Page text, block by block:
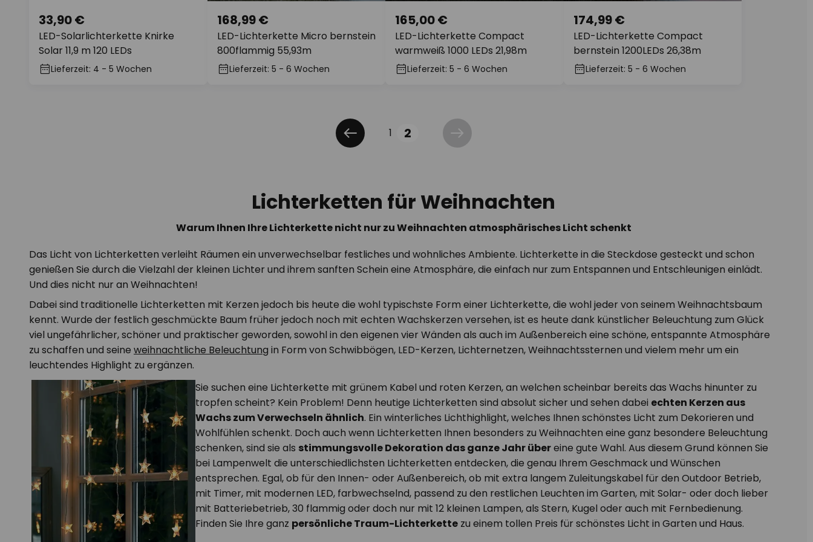
LED-Solarlichterkette Knirke
Solar 11,9 m 120 LEDs
33,90 €
Lieferzeit: 4 - 5 Wochen
LED-Lichterkette Micro bernstein
800flammig 55,93m
168,99 €
Lieferzeit: 5 - 6 Wochen
LED-Lichterkette Compact
warmweiß 1000 LEDs 21,98m
165,00 €
Lieferzeit: 5 - 6 Wochen
LED-Lichterkette Compact
bernstein 1200LEDs 26,38m
174,99 €
Lieferzeit: 5 - 6 Wochen
Zurück
1 2 Weiter
Lichterketten für Weihnachten
Warum Ihnen Ihre Lichterkette nicht nur zu Weihnachten atmosphärisches Licht schenkt
Das Licht von Lichterketten verleiht Räumen ein unverwechselbar festliches und wohnliches Ambiente. Lichterkette in die Steckdose gesteckt und schon
genießen Sie durch die Vielzahl der kleinen Lichter und ihrem sanften Schein eine Atmosphäre, die einfach nur zum Entspannen und Entschleunigen einlädt.
Und dies nicht nur an Weihnachten!
Dabei sind traditionelle Lichterketten mit Kerzen jedoch bis heute die wohl typischste Form einer Lichterkette, die wohl jeder von seinem Weihnachtsbaum
kennt. Wurde der festlich geschmückte Baum früher jedoch noch mit echten Wachskerzen versehen, ist es heute dank künstlicher Beleuchtung zum Glück
viel ungefährlicher, schöner und praktischer geworden, sowohl in den eigenen vier Wänden als auch im Außenbereich eine schöne, entspannte Atmosphäre
zu schaffen und seine weihnachtliche Beleuchtung in Form von Schwibbögen, LED-Kerzen, Lichternetzen, Weihnachtssternen und vielem mehr um ein
leuchtendes Highlight zu ergänzen.
Sie suchen eine Lichterkette mit grünem Kabel und roten Kerzen, an welchen scheinbar bereits das Wachs hinunter zu
tropfen scheint? Kein Problem! Denn heutige Lichterketten sind absolut sicher und sehen dabei echten Kerzen aus
Wachs zum Verwechseln ähnlich. Ein winterliches Lichthighlight, welches Ihnen schönstes Licht zum Dekorieren und
Wohlfühlen schenkt. Doch auch wenn Lichterketten Ihnen besonders zu Weihnachten eine ganz besondere Beleuchtung
schenken, sind sie als stimmungsvolle Dekoration das ganze Jahr übereine gute Wahl. Aus diesem Grund können Sie
bei Lampenwelt die unterschiedlichsten Lichterketten entdecken, die genau Ihrem Geschmack und Wünschen
entsprechen. Egal, ob für den Innen- oder Außenbereich, ob mit extra langem Zuleitungskabel für den Outdoor Betrieb,
mit Timer, mit modernen LED, farbwechselnd, passend zu den restlichen Leuchten im Garten, mit Solar- oder doch lieber
mit Batteriebetrieb, 30 flammig oder doch nur mit 12 kleinen Lampen, als Stern, Kugel oder auch mit Fernbedienung.
Finden Sie Ihre ganz persönliche Traum-Lichterkettezu einem tollen Preis für schönstes Licht in Garten und Haus.